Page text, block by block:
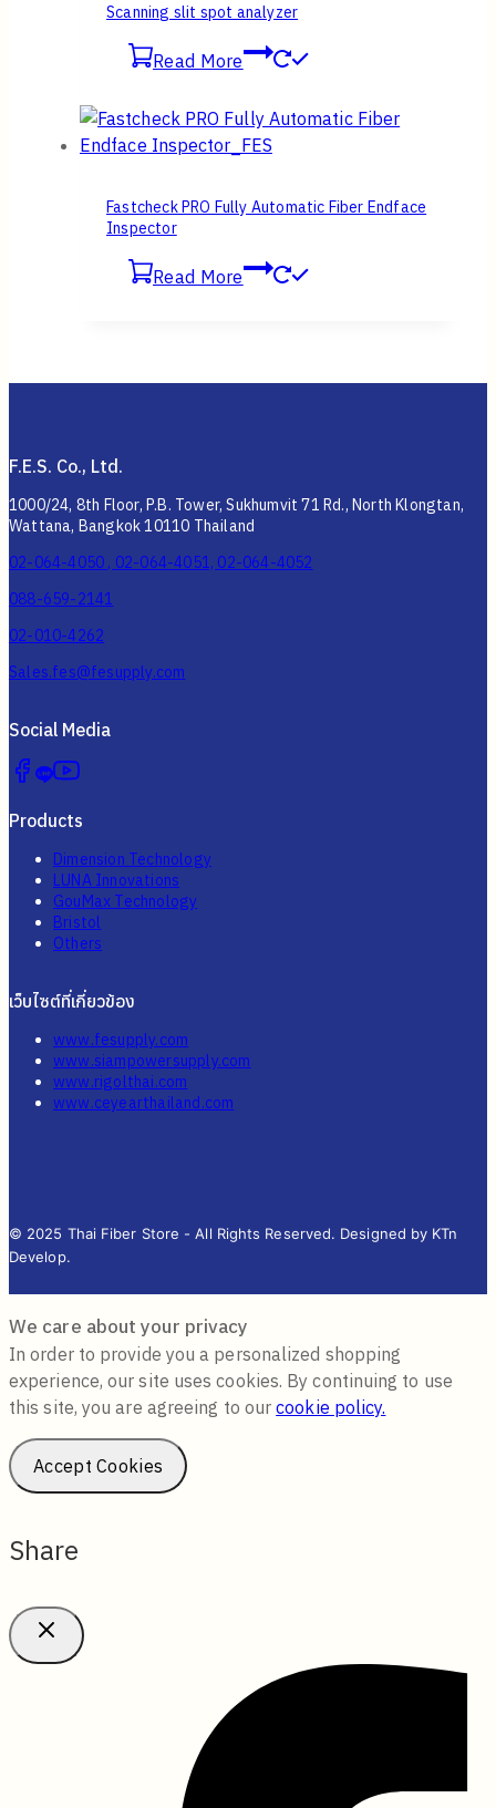
Scanning slit spot analyzer
Read More
Fastcheck PRO Fully Automatic Fiber Endface
Inspector
Read More
F.E.S. Co., Ltd.
1000/24, 8th Floor, P.B. Tower, Sukhumvit 71 Rd., North Klongtan,
Wattana, Bangkok 10110 Thailand
02-064-4050 , 02-064-4051, 02-064-4052
088-659-2141
02-010-4262
Sales.fes@fesupply.com
Social Media
Products
Dimension Technology
LUNA Innovations
GouMax Technology
Bristol
Others
เว็บไซต์ที่เกี่ยวข้อง
www.fesupply.com
www.siampowersupply.com
www.rigolthai.com
www.ceyearthailand.com
© 2025 Thai Fiber Store - All Rights Reserved. Designed by KTn
Develop.
We care about your privacy
In order to provide you a personalized shopping
experience, our site uses cookies. By continuing to use
this site, you are agreeing to ourcookie policy.
Accept Cookies
Share